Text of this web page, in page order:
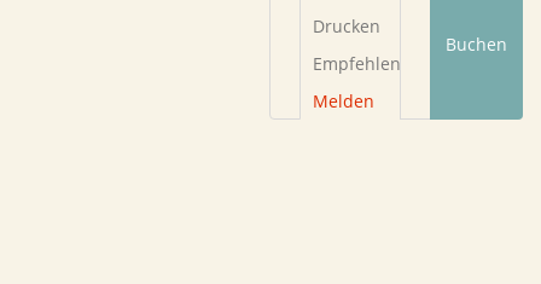
Drucken
Empfehlen
Melden
Buchen